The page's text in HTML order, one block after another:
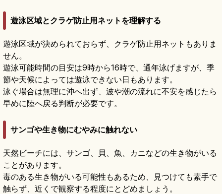
遊泳区域とクラゲ防止用ネットを理解する
遊泳区域が決められておらず、クラゲ防止用ネットもありま
せん。
遊泳可能時間の目安は9時から16時で、通年泳げますが、季
節や天候によっては遊泳できない日もあります。
泳ぐ場合は無理に沖へ出ず、波や潮の流れに不安を感じたら
早めに陸へ戻る判断が必要です。
サンゴや生き物にむやみに触れない
天然ビーチには、サンゴ、貝、魚、カニなどの生き物がいる
ことがあります。
毒のある生き物がいる可能性もあるため、見つけても素手で
触らず、近くで観察する程度にとどめましょう。